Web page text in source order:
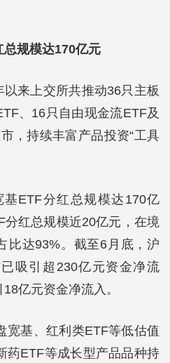
规模达170亿元
来上交所共推动36只主板
、16只自由现金流ETF及
，持续丰富产品投资“工具
ETF分红总规模达170亿
分红总规模近20亿元，在境
比达93%。截至6月底，沪
吸引超230亿元资金净流
亿元资金净流入。
宽基、红利类ETF等低估值
药ETF等成长型产品品种持